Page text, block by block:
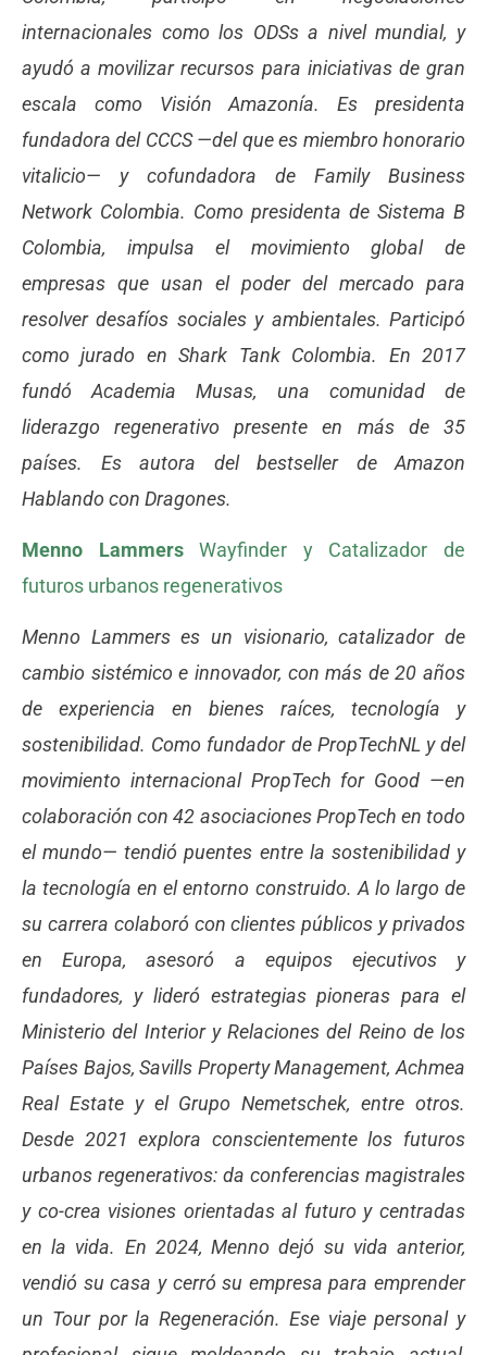
internacionales como los ODSs a nivel mundial, y
ayudó a movilizar recursos para iniciativas de gran
escala como Visión Amazonía. Es presidenta
fundadora del CCCS —del que es miembro honorario
vitalicio— y cofundadora de Family Business
Network Colombia. Como presidenta de Sistema B
Colombia, impulsa el movimiento global de
empresas que usan el poder del mercado para
resolver desafíos sociales y ambientales. Participó
como jurado en Shark Tank Colombia. En 2017
fundó Academia Musas, una comunidad de
liderazgo regenerativo presente en más de 35
países. Es autora del bestseller de Amazon
Hablando con Dragones.
Menno LammersWayfinder y Catalizador de
futuros urbanos regenerativos
Menno Lammers es un visionario, catalizador de
cambio sistémico e innovador, con más de 20 años
de experiencia en bienes raíces, tecnología y
sostenibilidad. Como fundador de PropTechNL y del
movimiento internacional PropTech for Good —en
colaboración con 42 asociaciones PropTech en todo
el mundo— tendió puentes entre la sostenibilidad y
la tecnología en el entorno construido. A lo largo de
su carrera colaboró con clientes públicos y privados
en Europa, asesoró a equipos ejecutivos y
fundadores, y lideró estrategias pioneras para el
Ministerio del Interior y Relaciones del Reino de los
Países Bajos, Savills Property Management, Achmea
Real Estate y el Grupo Nemetschek, entre otros.
Desde 2021 explora conscientemente los futuros
urbanos regenerativos: da conferencias magistrales
y co-crea visiones orientadas al futuro y centradas
en la vida. En 2024, Menno dejó su vida anterior,
vendió su casa y cerró su empresa para emprender
un Tour por la Regeneración. Ese viaje personal y